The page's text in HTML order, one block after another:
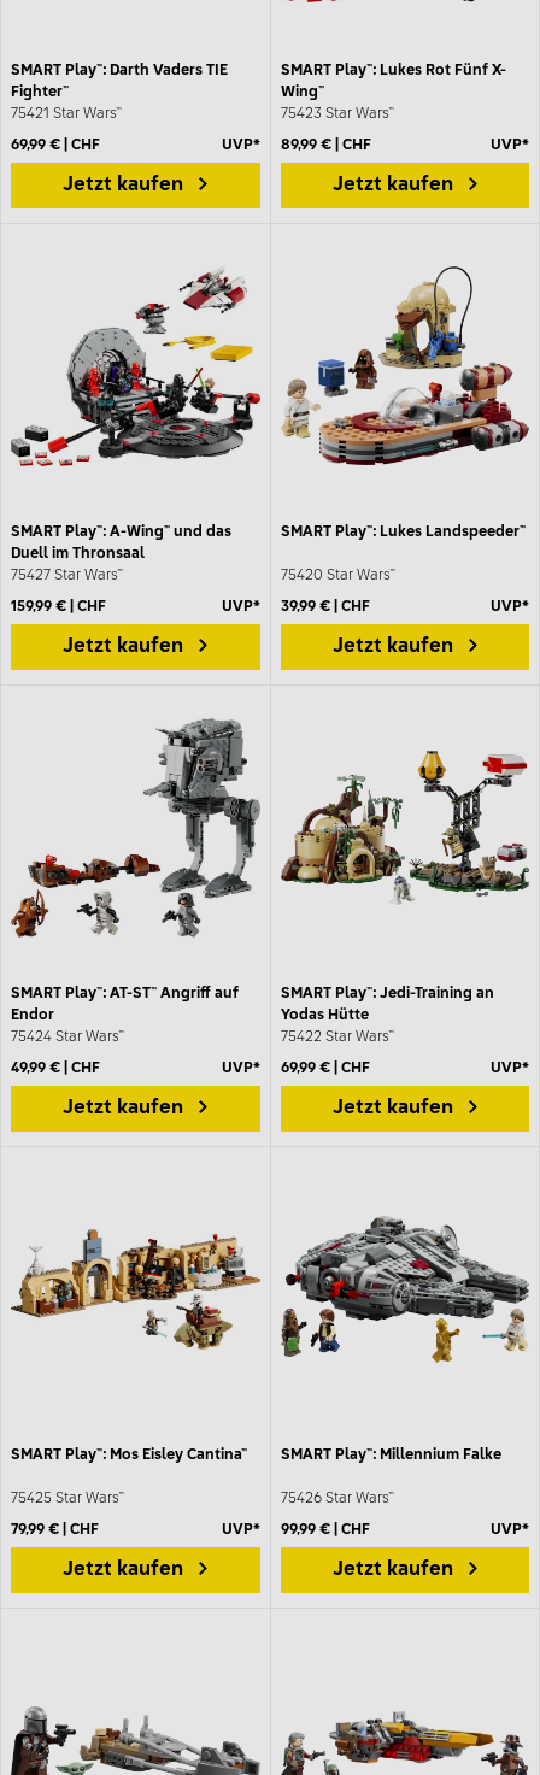
SMART Play™: Darth Vaders TIE
Fighter™
75421 Star Wars™
69,99 € | CHF UVP*
Jetzt kaufen
SMART Play™: Lukes Rot Fünf X-
Wing™
75423 Star Wars™
89,99 € | CHF UVP*
Jetzt kaufen
SMART Play™: A-Wing™ und das
Duell im Thronsaal
75427 Star Wars™
159,99 € | CHF UVP*
Jetzt kaufen
SMART Play™: Lukes Landspeeder™
75420 Star Wars™
39,99 € | CHF UVP*
Jetzt kaufen
SMART Play™: AT-ST™ Angriff auf
Endor
75424 Star Wars™
49,99 € | CHF UVP*
Jetzt kaufen
SMART Play™: Jedi-Training an
Yodas Hütte
75422 Star Wars™
69,99 € | CHF UVP*
Jetzt kaufen
SMART Play™: Mos Eisley Cantina™
75425 Star Wars™
79,99 € | CHF UVP*
Jetzt kaufen
SMART Play™: Millennium Falke
75426 Star Wars™
99,99 € | CHF UVP*
Jetzt kaufen